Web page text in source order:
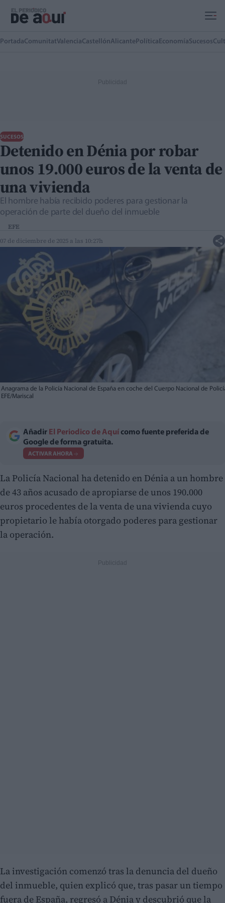
PortadaComunitatValenciaCastellónAlicante Política EconomíaSucesos
SUCESOS
Detenido en Dénia por robar
unos 19.000 euros de la venta de
una vivienda
El hombre había recibido poderes para gestionar la
operación de parte del dueño del inmueble
EFE
07 de diciembre de 2025 a las 10:27h
Anagrama de la Policía Nacional de España en coche del Cuerpo Nacional de
EFE/Mariscal
Añadir El Periodico de Aquí como fuente preferida de
Google de forma gratuita.
ACTIVAR AHORA
La Policía Nacional ha detenido en Dénia a un hombre
de 43 años acusado de apropiarse de unos 190.000
euros procedentes de la venta de una vivienda cuyo
propietario le había otorgado poderes para gestionar
la operación.
La investigación comenzó tras la denuncia del dueño
del inmueble, quien explicó que, tras pasar un tiempo
fuera de España, regresó a Dénia y descubrió que la